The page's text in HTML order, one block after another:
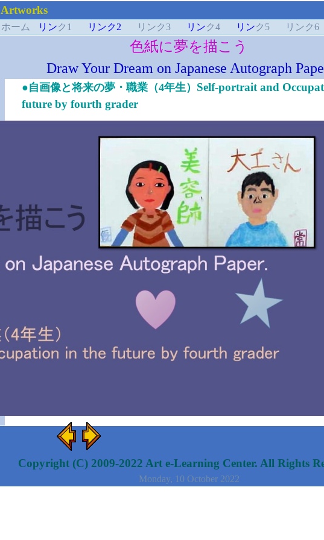
ホーム リンク1 リンク2 リンク3 リンク4 リンク5 リンク6
色紙に夢を描こう
Draw Your Dream on Japanese Autograph
●自画像と将来の夢・職業（4年生） Self-portrait and
future by fourth grader
Copyright (C) 2009-2022 Art e-Learning Center. All Rights
Monday, 10 October 2022